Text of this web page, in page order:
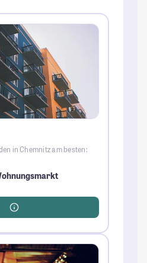
in Chemnitz am besten: